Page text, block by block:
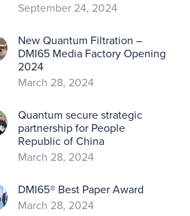
September 24, 2024
New Quantum Filtration –
DMI65 Media Factory Opening
2024
March 28, 2024
Quantum secure strategic
partnership for People
Republic of China
March 28, 2024
DMI65® Best Paper Award
March 28, 2024